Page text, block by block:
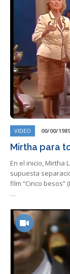
VIDEO 00/00/1989
Mirtha para
En el inicio, Mirtha
supuesta
film “Cinco besos”
…